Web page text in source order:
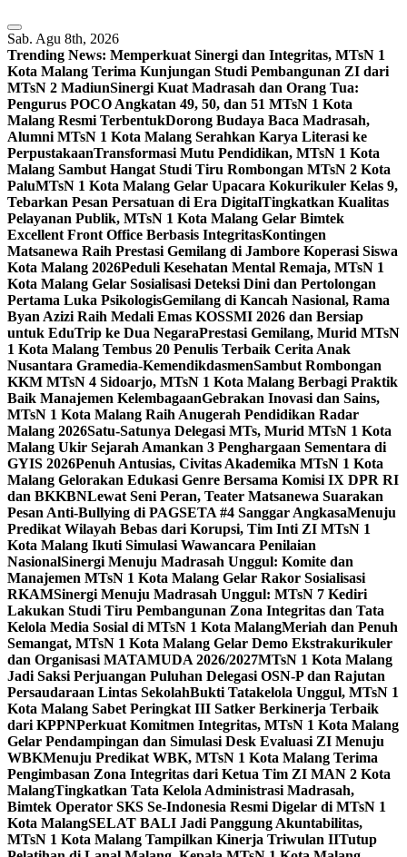
Sab. Agu 8th, 2026
Trending News: Memperkuat Sinergi dan Integritas, MTsN 1
Kota Malang Terima Kunjungan Studi Pembangunan ZI dari
MTsN 2 MadiunSinergi Kuat Madrasah dan Orang Tua:
Pengurus POCO Angkatan 49, 50, dan 51 MTsN 1 Kota
Malang Resmi TerbentukDorong Budaya Baca Madrasah,
Alumni MTsN 1 Kota Malang Serahkan Karya Literasi ke
PerpustakaanTransformasi Mutu Pendidikan, MTsN 1 Kota
Malang Sambut Hangat Studi Tiru Rombongan MTsN 2 Kota
PaluMTsN 1 Kota Malang Gelar Upacara Kokurikuler Kelas 9,
Tebarkan Pesan Persatuan di Era DigitalTingkatkan Kualitas
Pelayanan Publik, MTsN 1 Kota Malang Gelar Bimtek
Excellent Front Office Berbasis IntegritasKontingen
Matsanewa Raih Prestasi Gemilang di Jambore Koperasi Siswa
Kota Malang 2026Peduli Kesehatan Mental Remaja, MTsN 1
Kota Malang Gelar Sosialisasi Deteksi Dini dan Pertolongan
Pertama Luka PsikologisGemilang di Kancah Nasional, Rama
Byan Azizi Raih Medali Emas KOSSMI 2026 dan Bersiap
untuk EduTrip ke Dua NegaraPrestasi Gemilang, Murid MTsN
1 Kota Malang Tembus 20 Penulis Terbaik Cerita Anak
Nusantara Gramedia-KemendikdasmenSambut Rombongan
KKM MTsN 4 Sidoarjo, MTsN 1 Kota Malang Berbagi Praktik
Baik Manajemen KelembagaanGebrakan Inovasi dan Sains,
MTsN 1 Kota Malang Raih Anugerah Pendidikan Radar
Malang 2026Satu-Satunya Delegasi MTs, Murid MTsN 1 Kota
Malang Ukir Sejarah Amankan 3 Penghargaan Sementara di
GYIS 2026Penuh Antusias, Civitas Akademika MTsN 1 Kota
Malang Gelorakan Edukasi Genre Bersama Komisi IX DPR RI
dan BKKBNLewat Seni Peran, Teater Matsanewa Suarakan
Pesan Anti-Bullying di PAGSETA #4 Sanggar AngkasaMenuju
Predikat Wilayah Bebas dari Korupsi, Tim Inti ZI MTsN 1
Kota Malang Ikuti Simulasi Wawancara Penilaian
NasionalSinergi Menuju Madrasah Unggul: Komite dan
Manajemen MTsN 1 Kota Malang Gelar Rakor Sosialisasi
RKAMSinergi Menuju Madrasah Unggul: MTsN 7 Kediri
Lakukan Studi Tiru Pembangunan Zona Integritas dan Tata
Kelola Media Sosial di MTsN 1 Kota MalangMeriah dan Penuh
Semangat, MTsN 1 Kota Malang Gelar Demo Ekstrakurikuler
dan Organisasi MATAMUDA 2026/2027MTsN 1 Kota Malang
Jadi Saksi Perjuangan Puluhan Delegasi OSN-P dan Rajutan
Persaudaraan Lintas SekolahBukti Tatakelola Unggul, MTsN 1
Kota Malang Sabet Peringkat III Satker Berkinerja Terbaik
dari KPPNPerkuat Komitmen Integritas, MTsN 1 Kota Malang
Gelar Pendampingan dan Simulasi Desk Evaluasi ZI Menuju
WBKMenuju Predikat WBK, MTsN 1 Kota Malang Terima
Pengimbasan Zona Integritas dari Ketua Tim ZI MAN 2 Kota
MalangTingkatkan Tata Kelola Administrasi Madrasah,
Bimtek Operator SKS Se-Indonesia Resmi Digelar di MTsN 1
Kota MalangSELAT BALI Jadi Panggung Akuntabilitas,
MTsN 1 Kota Malang Tampilkan Kinerja Triwulan IITutup